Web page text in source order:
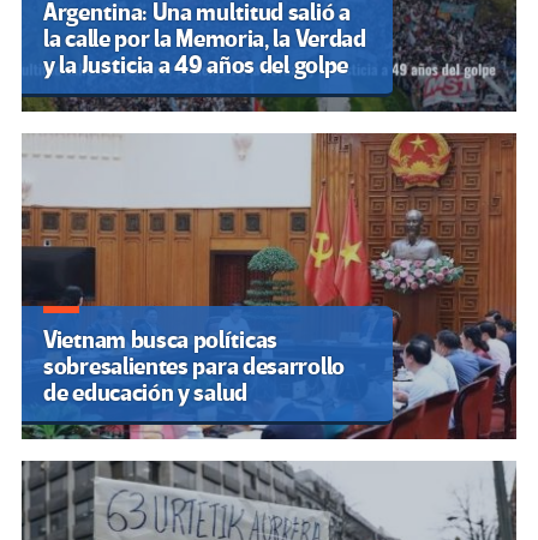
Argentina: Una multitud salió a
la calle por la Memoria, la Verdad
y la Justicia a 49 años del golpe
Vietnam busca políticas
sobresalientes para desarrollo
de educación y salud